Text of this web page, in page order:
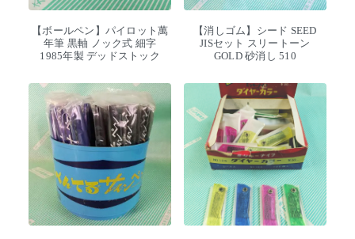
【ボールペン】パイロット萬
年筆 黒軸 ノック式 細字
1985年製 デッドストック
【消しゴム】シード SEED
JISセット スリートーン
GOLD 砂消し 510